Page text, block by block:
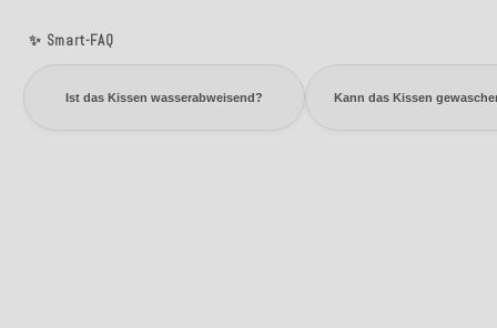
✨ Smart-FAQ
Ist das Kissen wasserabweisend? Kann das Kissen